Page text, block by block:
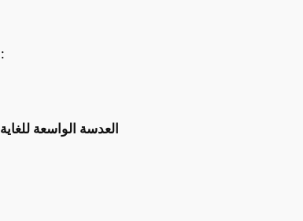
لا تتردد في استكشاف أوضاع التصوير المتعددة في آيفون مثل:
العدسة الواسعة للغاية